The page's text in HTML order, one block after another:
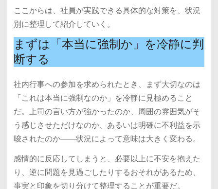
ここからは、社員が実践できる具体的な対策を、状況
別に整理して紹介していく。
まずは「本当に強制か」を冷静に判
断する
社内行事への参加を求められたとき、まず大切なのは
「これは本当に強制なのか」を冷静に見極めること
だ。上司の言い方が強かったのか、周囲の雰囲気がそ
う感じさせただけなのか、あるいは明確に不利益を示
唆されたのか――状況によって意味は大きく変わる。
感情的に反応してしまうと、必要以上に不安を抱えた
り、逆に問題を見過ごしたりするおそれがあるため、
事実と印象を切り分けて整理することが重要だ。